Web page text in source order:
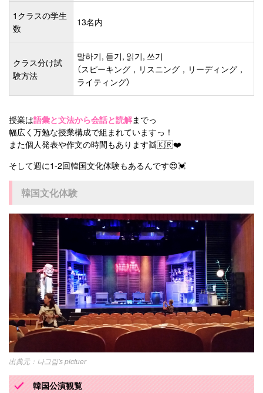
1クラスの学生
数
13名内
クラス分け試
験方法
말하기, 듣기, 읽기, 쓰기
（スピーキング，リスニング，リーディング，
ライティング）
授業は語彙と文法から会話と読解までっ
幅広く万勉な授業構成で組まれていますっ！
また個人発表や作文の時間もあります👯🇰🇷❤️
そして週に1-2回韓国文化体験もあるんです😍💓
韓国文化体験
나그림's pictuer
韓国公演観覧